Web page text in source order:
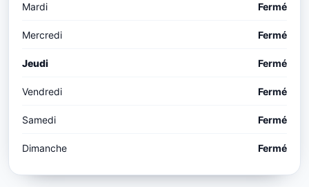
Mardi Fermé
Mercredi Fermé
Jeudi Fermé
Vendredi Fermé
Samedi Fermé
Dimanche Fermé